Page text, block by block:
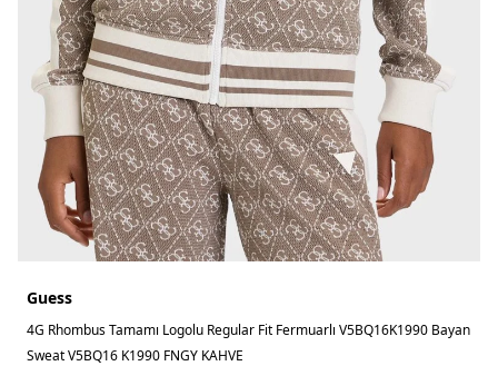
Guess
4G Rhombus Tamamı Logolu Regular Fit Fermuarlı V5BQ16K1990 Bayan
Sweat V5BQ16 K1990 FNGY KAHVE